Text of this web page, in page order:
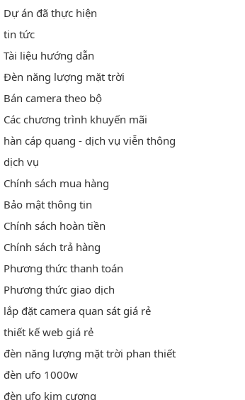
Dự án đã thực hiện
tin tức
Tài liệu hướng dẫn
Đèn năng lượng mặt trời
Bán camera theo bộ
Các chương trình khuyến mãi
hàn cáp quang - dịch vụ viễn thông
dịch vụ
Chính sách mua hàng
Bảo mật thông tin
Chính sách hoàn tiền
Chính sách trả hàng
Phương thức thanh toán
Phương thức giao dịch
lắp đặt camera quan sát giá rẻ
thiết kế web giá rẻ
đèn năng lượng mặt trời phan thiết
đèn ufo 1000w
đèn ufo kim cương